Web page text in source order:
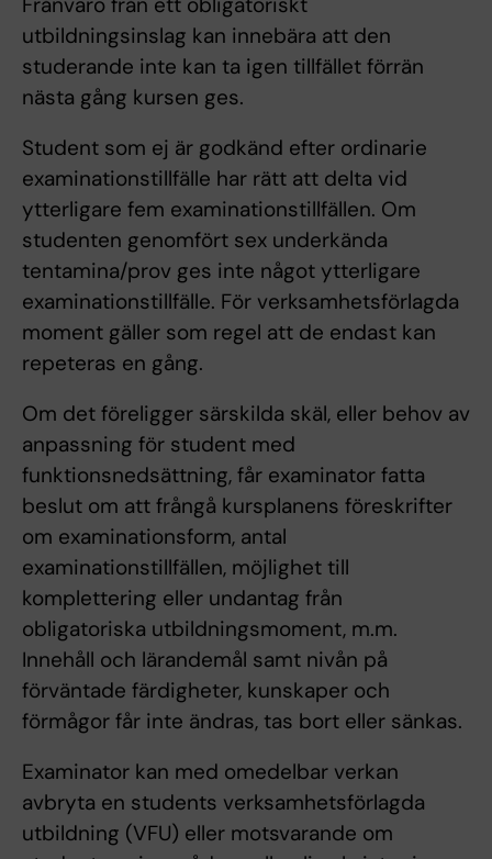
utbildningsinslag kan innebära att den
studerande inte kan ta igen tillfället förrän
nästa gång kursen ges.
Student som ej är godkänd efter ordinarie
examinationstillfälle har rätt att delta vid
ytterligare fem examinationstillfällen. Om
studenten genomfört sex underkända
tentamina/prov ges inte något ytterligare
examinationstillfälle. För verksamhetsförlagda
moment gäller som regel att de endast kan
repeteras en gång.
Om det föreligger särskilda skäl, eller behov av
anpassning för student med
funktionsnedsättning, får examinator fatta
beslut om att frångå kursplanens föreskrifter
om examinationsform, antal
examinationstillfällen, möjlighet till
komplettering eller undantag från
obligatoriska utbildningsmoment, m.m.
Innehåll och lärandemål samt nivån på
förväntade färdigheter, kunskaper och
förmågor får inte ändras, tas bort eller sänkas.
Examinator kan med omedelbar verkan
avbryta en students verksamhetsförlagda
utbildning (VFU) eller motsvarande om